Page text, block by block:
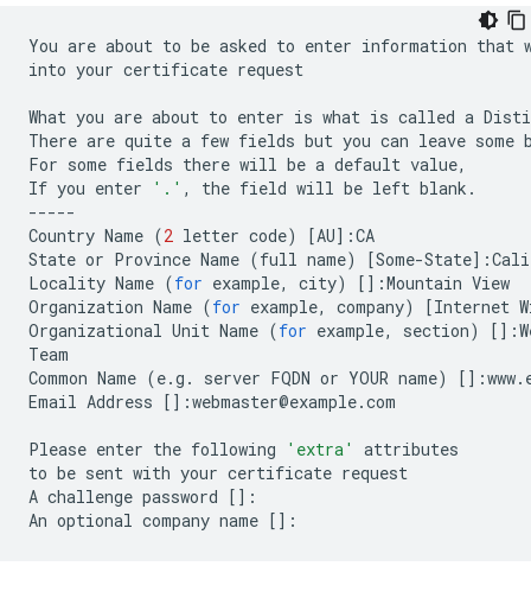
You are about to be asked to enter information that
into your certificate request
What you are about to enter is what is called a
There are quite a few fields but you can leave some
For some fields there will be a default value,
If you enter '.' , the field will be left blank.
-----
Country Name (2 letter code) [AU] :CA
State or Province Name (full name) [Some-State]
Locality Name (for example, city) [] :Mountain View
Organization Name (for example, company) [Internet
Organizational Unit Name (for example, section) []
Team
Common Name (e.g. server FQDN or YOUR name) []
Email Address [] :webmaster@example.com
Please enter the following 'extra'
attributes
to be sent with your certificate request
A challenge password [] :
An optional company name []